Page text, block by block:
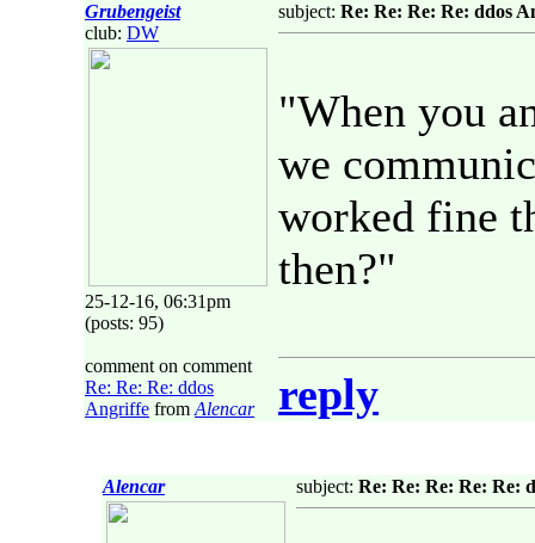
Grubengeist
club: DW
25-12-16, 06:31pm
(posts: 95)
comment on comment
Re: Re: Re: ddos
Angriffe from Alencar
subject: Re: Re: Re: Re: ddos
"When you
we
worked fine
then?"
reply
Alencar subject: Re: Re: Re: Re: Re: